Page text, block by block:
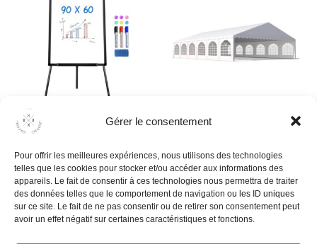
Gérer le consentement
Pour offrir les meilleures expériences, nous utilisons des technologies
telles que les cookies pour stocker et/ou accéder aux informations des
appareils. Le fait de consentir à ces technologies nous permettra de traiter
des données telles que le comportement de navigation ou les ID uniques
sur ce site. Le fait de ne pas consentir ou de retirer son consentement peut
avoir un effet négatif sur certaines caractéristiques et fonctions.
Choix des options
inclus)
1180,00€
Ajouter au devis